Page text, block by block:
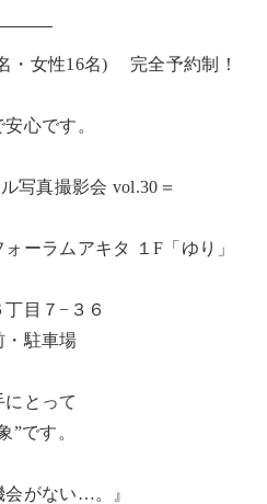
・女性16名) 完全予約制！
心です。
写真撮影会 vol.30＝
ーラムアキタ １F「ゆり」
目７−３６
・駐車場
とって
”です。
会がない…。』